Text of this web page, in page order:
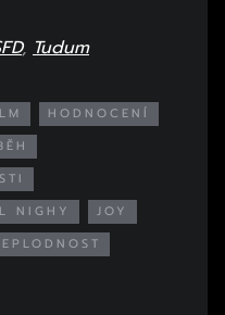
, Tudum
HODNOCENÍ
NIGHY
JOY